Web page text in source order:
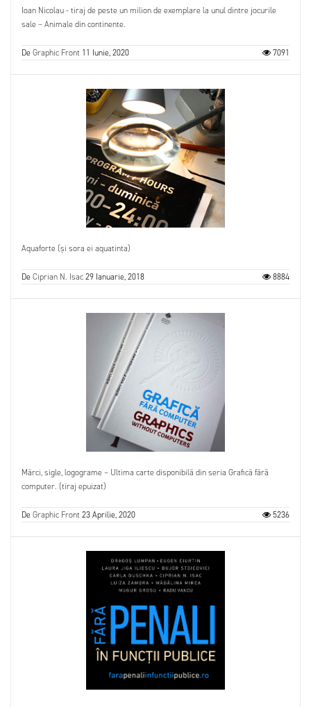
Ioan Nicolau - tiraj de peste un milion de exemplare la unul dintre jocurile
sale – Animale din continente.
DeGraphic Front 11 Iunie, 2020 7091
Aquaforte (și sora ei aquatinta)
DeCiprian N. Isac29 Ianuarie, 2018 8884
Mărci, sigle, logograme – Ultima carte disponibilă din seria Grafică fără
computer. (tiraj epuizat)
DeGraphic Front23 Aprilie, 2020 5236